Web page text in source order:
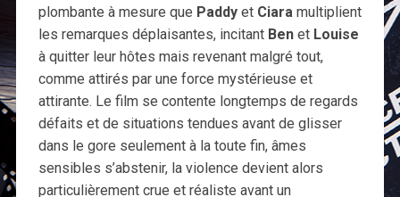
plombante à mesure que Paddy et Ciara multiplient
les remarques déplaisantes, incitant Ben et Louise
à quitter leur hôtes mais revenant malgré tout,
comme attirés par une force mystérieuse et
attirante. Le film se contente longtemps de regards
défaits et de situations tendues avant de glisser
dans le gore seulement à la toute fin, âmes
sensibles s’abstenir, la violence devient alors
particulièrement crue et réaliste avant un